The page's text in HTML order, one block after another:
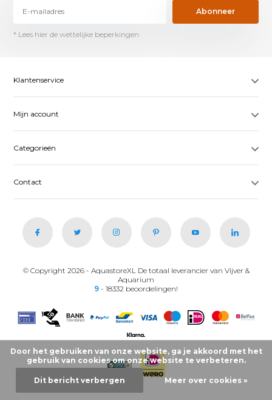
Abonneer
* Lees hier de wettelijke beperkingen
Klantenservice
Mijn account
Categorieën
Contact
© Copyright 2026 - AquastoreXL De totaal leverancier van Vijver &
Aquarium
9 - 18332 beoordelingen!
Door het gebruiken van onze website, ga je akkoord met het
gebruik van cookies om onze website te verbeteren.
Dit bericht verbergen Meer over cookies »